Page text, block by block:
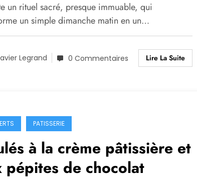
un rituel sacré, presque immuable, qui
un simple dimanche matin en un…
Legrand 0 Commentaires Lire La Suite
PATISSERIE
à la crème pâtissière et
pépites de chocolat